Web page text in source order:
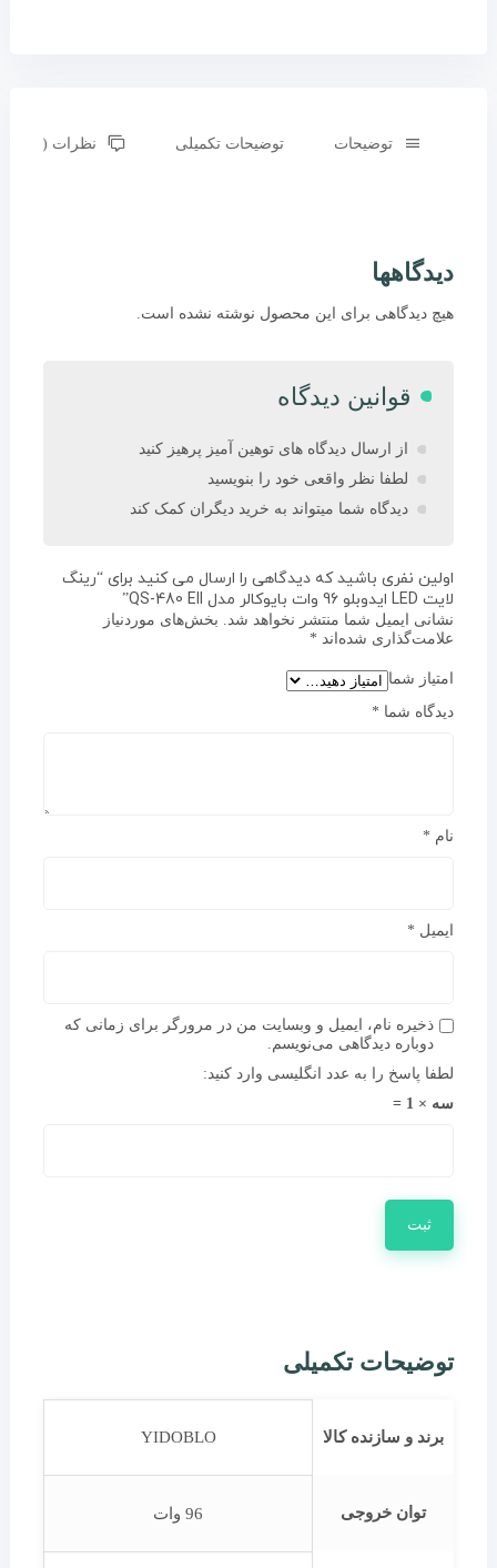
توضیحات توضیحات تکمیلی نظرات (0)
توضیحات تکمیلی
برند و سازنده کالا YIDOBLO
توان خروجی 96 وات
دیدگاهها
هیچ دیدگاهی برای این محصول نوشته نشده است.
قوانین دیدگاه
از ارسال دیدگاه های توهین آمیز پرهیز کنید
لطفا نظر واقعی خود را بنویسید
دیدگاه شما میتواند به خرید دیگران کمک کند
اولین نفری باشید که دیدگاهی را ارسال می کنید برای “رینگ
لایت LED ایدوبلو 96 وات بایوکالر مدل QS-480 EII”
نشانی ایمیل شما منتشر نخواهد شد.
بخش‌های موردنیاز
علامت‌گذاری شده‌اند *
امتیاز شما
دیدگاه شما *
نام *
ایمیل *
ذخیره نام، ایمیل و وبسایت من در مرورگر برای زمانی که
دوباره دیدگاهی می‌نویسم.
لطفا پاسخ را به عدد انگلیسی وارد کنید:
سه × 1 =